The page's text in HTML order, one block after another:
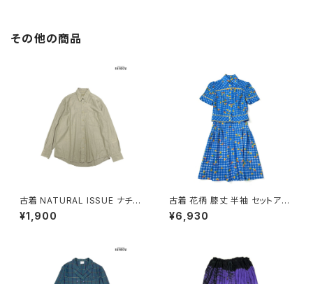
その他の商品
古着 NATURAL ISSUE ナチュ
ラルイシュー 前開き 無地 コット
ン100％ 長袖 シャツ ベージュ
¥1,900
古着 花柄 膝丈 半袖 セットアッ
プ 青 (oa2607082)
¥6,930